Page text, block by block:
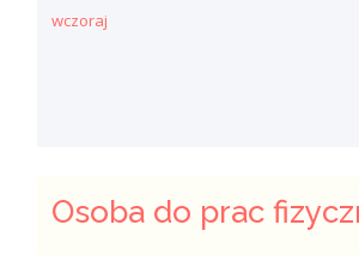
wczoraj
Osoba do prac